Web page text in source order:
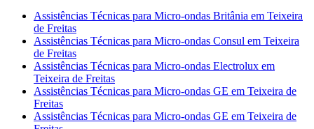
Assistências Técnicas para Micro-ondas Britânia em Teixeira
de Freitas
Assistências Técnicas para Micro-ondas Consul em Teixeira
de Freitas
Assistências Técnicas para Micro-ondas Electrolux em
Teixeira de Freitas
Assistências Técnicas para Micro-ondas GE em Teixeira de
Freitas
Assistências Técnicas para Micro-ondas GE em Teixeira de